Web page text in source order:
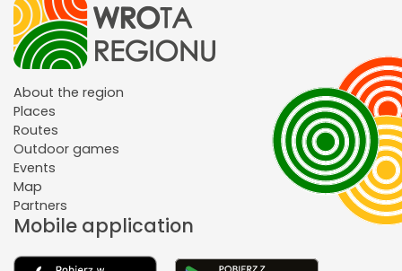
About the region
Places
Routes
Outdoor games
Events
Map
Partners
Mobile application